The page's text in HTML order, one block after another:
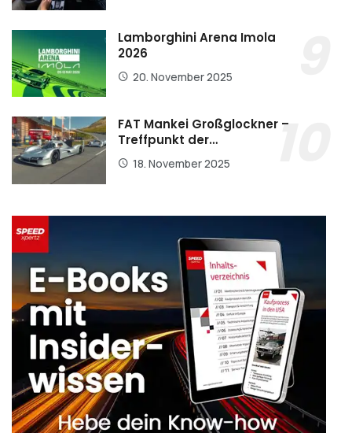
Lamborghini Arena Imola
2026
20. November 2025
FAT Mankei Großglockner –
Treffpunkt der…
18. November 2025